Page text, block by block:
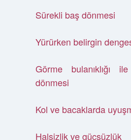
Sürekli baş dönmesi
Yürürken belirgin
Görme bulanıklığı
dönmesi
Kol ve bacaklarda
Halsizlik ve güçsüzlük